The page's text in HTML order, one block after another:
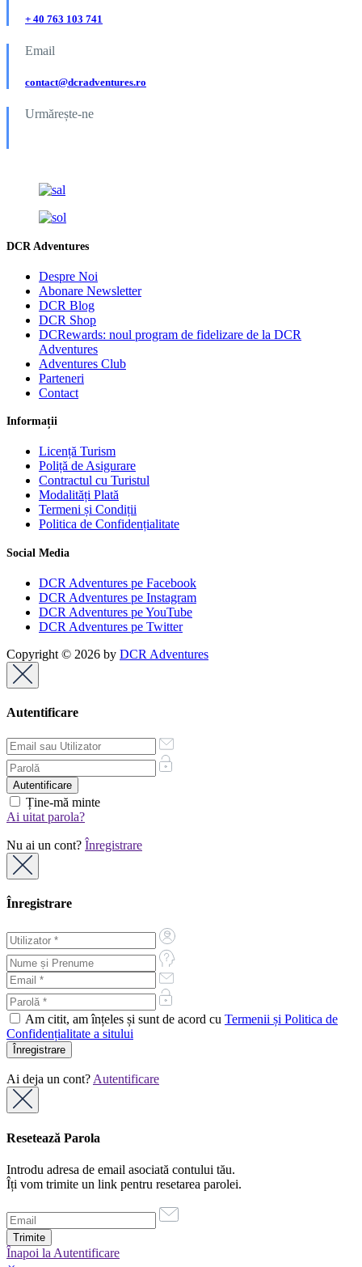
+ 40 763 103 741
Email
contact@dcradventures.ro
Urmărește-ne
DCR Adventures
Despre Noi
Abonare Newsletter
DCR Blog
DCR Shop
DCRewards: noul program de fidelizare de la DCR
Adventures
Adventures Club
Parteneri
Contact
Informații
Licență Turism
Poliță de Asigurare
Contractul cu Turistul
Modalități Plată
Termeni și Condiții
Politica de Confidențialitate
Social Media
DCR Adventures pe Facebook
DCR Adventures pe Instagram
DCR Adventures pe YouTube
DCR Adventures pe Twitter
Copyright © 2026 by DCR Adventures
Autentificare
Ține-mă minte
Ai uitat parola?
Nu ai un cont? Înregistrare
Înregistrare
Am citit, am înțeles și sunt de acord cu Termenii și Politica de
Confidențialitate a sitului
Ai deja un cont?Autentificare
Resetează Parola
Introdu adresa de email asociată contului tău.
Îți vom trimite un link pentru resetarea parolei.
Înapoi la Autentificare